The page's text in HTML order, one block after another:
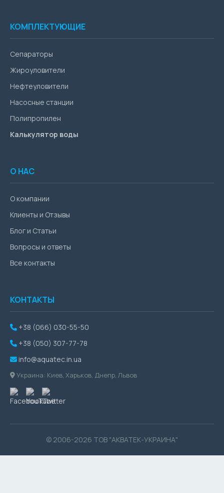
КОМПЛЕКТУЮЩИЕ
Сепараторы
Жироуловители
Нефтеуловители
Насосные станции
Полипропилен
Калькулятор воды
О НАС
О компании
Клиенты и Отзывы
Блог и Статьи
Вопросы и ответы
Все контакты
КОНТАКТЫ
+38 (066) 030-55-50
+38 (050) 307-77-78
info@aquatec.in.ua
Украина: Киев, Харьков, Днепр, Львов
© 2006-2026 ТОВ "АКВАТЕК-УКРАИНА"